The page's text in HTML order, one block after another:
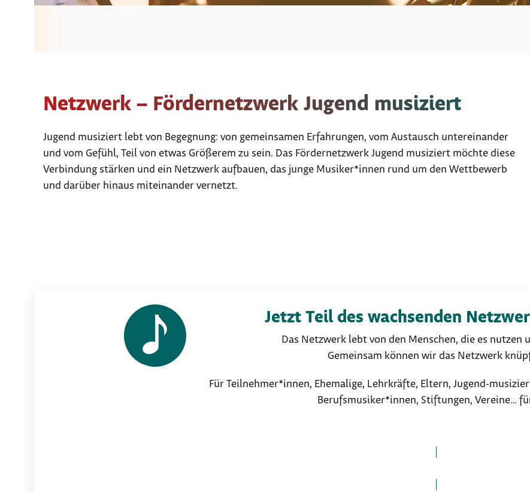
Netzwerk – Fördernetzwerk Jugend musiziert
Jugend musiziert lebt von Begegnung: von gemeinsamen Erfahrungen, vom Austausch untereinander
und vom Gefühl, Teil von etwas Größerem zu sein. Das Fördernetzwerk Jugend musiziert möchte diese
Verbindung stärken und ein Netzwerk aufbauen, das junge Musiker*innen rund um den Wettbewerb
und darüber hinaus miteinander vernetzt.
Jetzt Teil des wachsenden
Das Netzwerk lebt von den Menschen, die es nutzen
Gemeinsam können wir das Netzwerk
Für Teilnehmer*innen, Ehemalige, Lehrkräfte, Eltern, Jugend-
Berufsmusiker*innen, Stiftungen, Vereine…